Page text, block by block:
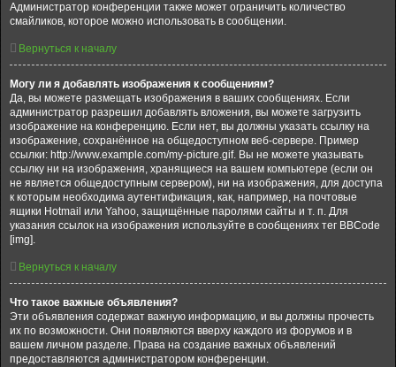
Администратор конференции также может ограничить количество
смайликов, которое можно использовать в сообщении.
Вернуться к началу
Могу ли я добавлять изображения к сообщениям?
Да, вы можете размещать изображения в ваших сообщениях. Если
администратор разрешил добавлять вложения, вы можете загрузить
изображение на конференцию. Если нет, вы должны указать ссылку на
изображение, сохранённое на общедоступном веб-сервере. Пример
ссылки: http://www.example.com/my-picture.gif. Вы не можете указывать
ссылку ни на изображения, хранящиеся на вашем компьютере (если он
не является общедоступным сервером), ни на изображения, для доступа
к которым необходима аутентификация, как, например, на почтовые
ящики Hotmail или Yahoo, защищённые паролями сайты и т. п. Для
указания ссылок на изображения используйте в сообщениях тег BBCode
[img].
Вернуться к началу
Что такое важные объявления?
Эти объявления содержат важную информацию, и вы должны прочесть
их по возможности. Они появляются вверху каждого из форумов и в
вашем личном разделе. Права на создание важных объявлений
предоставляются администратором конференции.